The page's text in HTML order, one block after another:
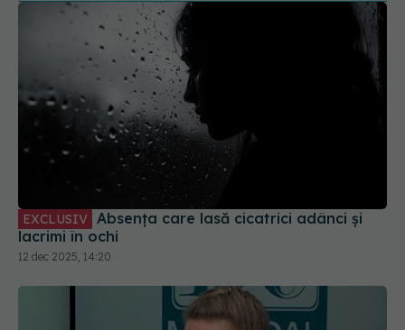
EXCLUSIV
lacrimi în ochi
12 dec 2025, 14:20